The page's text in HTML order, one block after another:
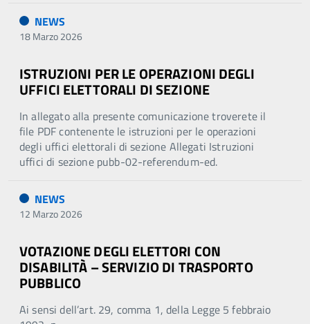
NEWS
18 Marzo 2026
ISTRUZIONI PER LE OPERAZIONI DEGLI
UFFICI ELETTORALI DI SEZIONE
In allegato alla presente comunicazione troverete il
file PDF contenente le istruzioni per le operazioni
degli uffici elettorali di sezione Allegati Istruzioni
uffici di sezione pubb-02-referendum-ed.
NEWS
12 Marzo 2026
VOTAZIONE DEGLI ELETTORI CON
DISABILITÀ – SERVIZIO DI TRASPORTO
PUBBLICO
Ai sensi dell’art. 29, comma 1, della Legge 5 febbraio